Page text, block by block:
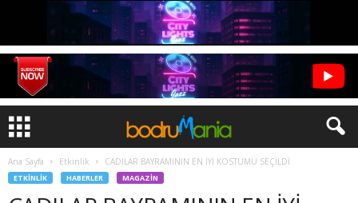
Ana Sayfa Etkinlik CADILAR BAYRAMININ EN İYİ KOSTÜMÜ SEÇİLDİ
ETKINLIK HABERLER MAGAZIN